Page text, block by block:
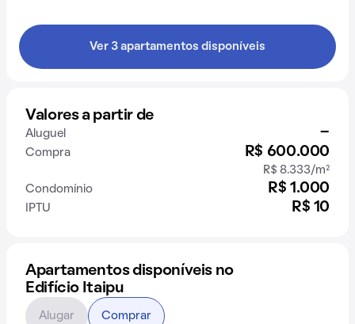
Ver 3 apartamentos disponíveis
Valores a partir de
Aluguel -
Compra R$ 600.000
R$ 8.333/m²
Condomínio
R$ 1.000
IPTU R$ 10
Apartamentos disponíveis no
Edifício Itaipu
Alugar Comprar